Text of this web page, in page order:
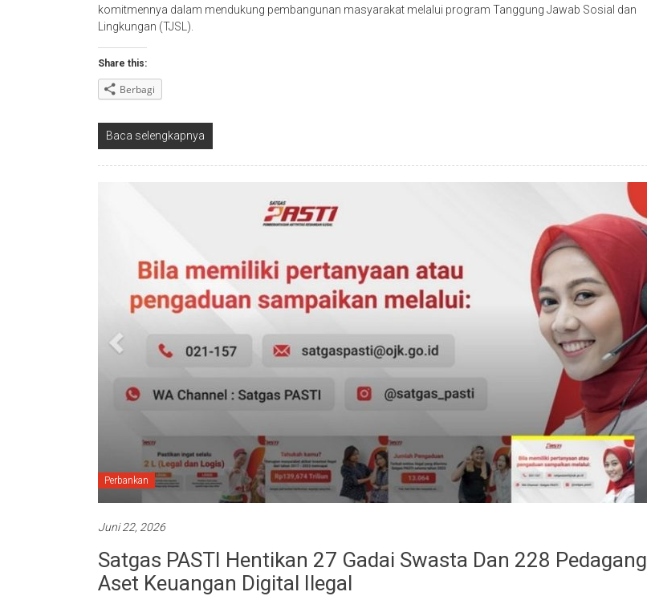
komitmennya dalam mendukung pembangunan masyarakat melalui program Tanggung Jawab Sosial dan
Lingkungan (TJSL).
Share this:
Berbagi
Baca selengkapnya
Perbankan
Juni 22, 2026
Satgas PASTI Hentikan 27 Gadai Swasta Dan 228 Pedagang
Aset Keuangan Digital Ilegal